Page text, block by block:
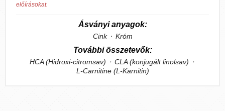
előírásokat.
Ásványi anyagok:
Cink Króm
További összetevők:
HCA (Hidroxi-citromsav)
CLA (konjugált linolsav)
L-Carnitine (L-Karnitin)